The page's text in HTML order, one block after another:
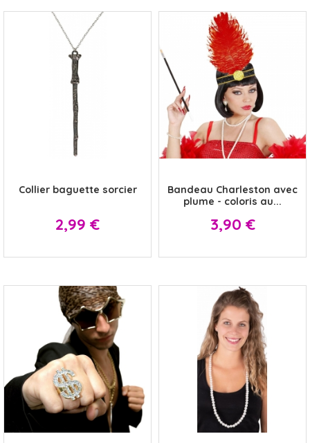
Collier baguette sorcier
Prix
2,99 €
Bandeau Charleston avec
plume - coloris au...
Prix
3,90 €